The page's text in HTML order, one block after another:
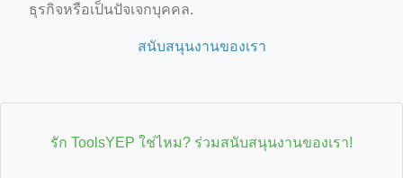
ธุรกิจหรือเป็นปัจเจกบุคคล.
สนับสนุนงานของเรา
รัก ToolsYEP ใช่ไหม? ร่วมสนับสนุนงานของเรา!